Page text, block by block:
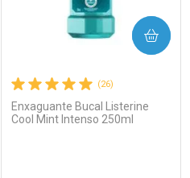
(26)
Enxaguante Bucal Listerine
Cool Mint Intenso 250ml
COMPRAR